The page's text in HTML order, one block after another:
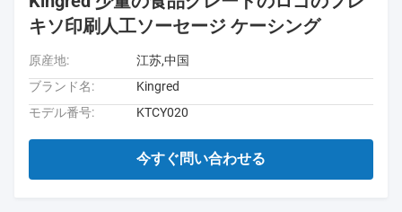
キソ印刷人工ソーセージ ケーシング
原産地:
江苏,中国
ブランド名:
Kingred
モデル番号:
KTCY020
今すぐ問い合わせる